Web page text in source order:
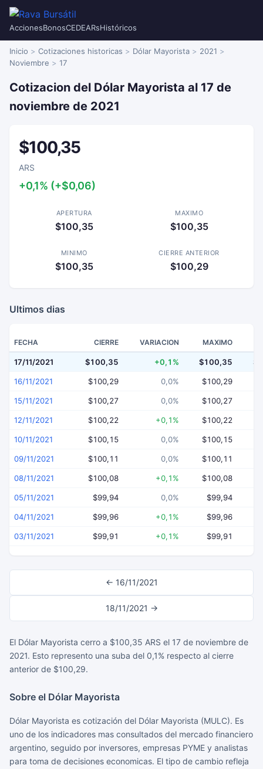
AccionesBonosCEDEARsHistóricos
Inicio Cotizaciones historicas Dólar Mayorista
2021
Noviembre
17
Cotizacion del Dólar Mayorista al 17 de
noviembre de 2021
$100,35
ARS
+0,1% (+$0,06)
APERTURA
$100,35
MAXIMO
$100,35
MINIMO
$100,35
CIERRE ANTERIOR
$100,29
Ultimos dias
FECHA CIERRE VARIACION MAXIMO
17/11/2021 $100,35 +0,1% $100,35
16/11/2021 $100,29 0,0% $100,29
15/11/2021 $100,27 0,0% $100,27
12/11/2021 $100,22 +0,1% $100,22
10/11/2021 $100,15 0,0% $100,15
09/11/2021 $100,11 0,0% $100,11
08/11/2021 $100,08 +0,1% $100,08
05/11/2021 $99,94 0,0% $99,94
04/11/2021 $99,96 +0,1% $99,96
03/11/2021 $99,91 +0,1% $99,91
← 16/11/2021
18/11/2021 →
El Dólar Mayorista cerro a $100,35 ARS el 17 de noviembre de
2021. Esto represento una suba del 0,1% respecto al cierre
anterior de $100,29.
Sobre el Dólar Mayorista
Dólar Mayorista es cotización del Dólar Mayorista (MULC). Es
uno de los indicadores mas consultados del mercado financiero
argentino, seguido por inversores, empresas PYME y analistas
para toma de decisiones economicas. El tipo de cambio refleja